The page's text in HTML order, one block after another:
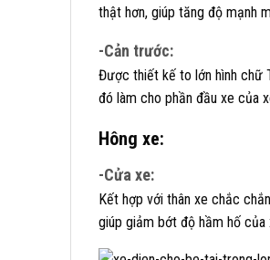
thật hơn, giúp tăng độ mạnh
-Cản trước:
Được thiết kế to lớn hình chữ
đó làm cho phần đầu xe của
Hông xe:
-Cửa xe:
Kết hợp với thân xe chắc
giúp giảm bớt độ hầm hố